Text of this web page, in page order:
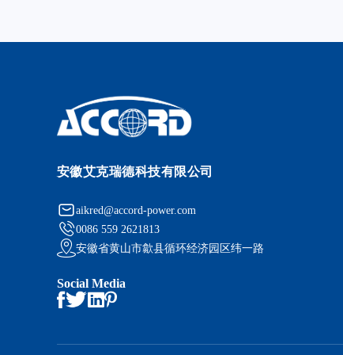
安徽艾克瑞德科技有限公司
aikred@accord-power.com
0086 559 2621813
安徽省黄山市歙县循环经济园区纬一路
Social Media